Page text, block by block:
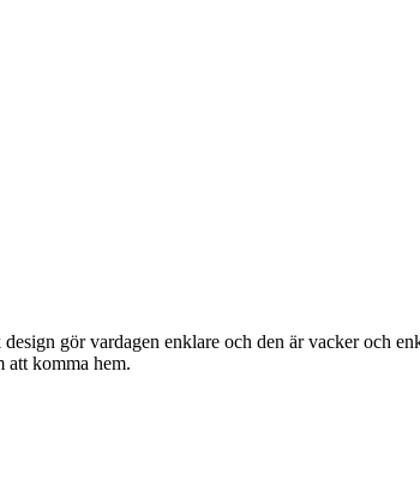
gör vardagen enklare och den är vacker och
att komma hem.